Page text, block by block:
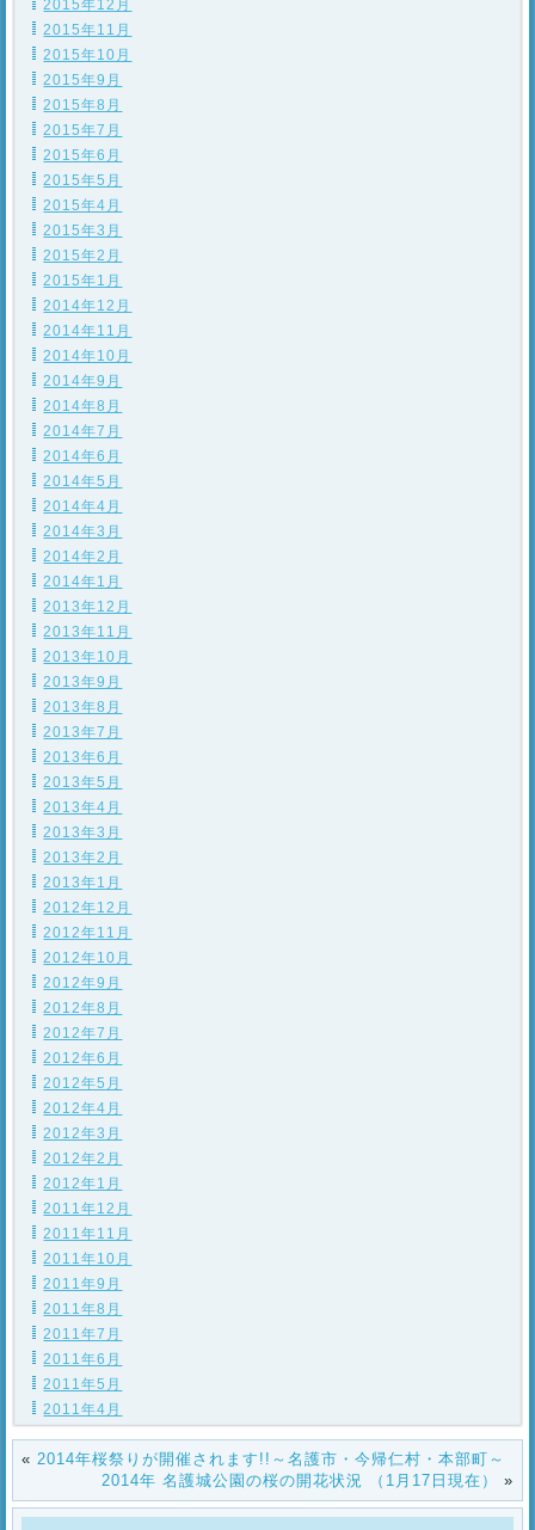
2015年12月
2015年11月
2015年10月
2015年9月
2015年8月
2015年7月
2015年6月
2015年5月
2015年4月
2015年3月
2015年2月
2015年1月
2014年12月
2014年11月
2014年10月
2014年9月
2014年8月
2014年7月
2014年6月
2014年5月
2014年4月
2014年3月
2014年2月
2014年1月
2013年12月
2013年11月
2013年10月
2013年9月
2013年8月
2013年7月
2013年6月
2013年5月
2013年4月
2013年3月
2013年2月
2013年1月
2012年12月
2012年11月
2012年10月
2012年9月
2012年8月
2012年7月
2012年6月
2012年5月
2012年4月
2012年3月
2012年2月
2012年1月
2011年12月
2011年11月
2011年10月
2011年9月
2011年8月
2011年7月
2011年6月
2011年5月
2011年4月
«2014年桜祭りが開催されます!!～名護市・今帰仁村・本部町～
2014年 名護城公園の桜の開花状況 （1月17日現在）
»